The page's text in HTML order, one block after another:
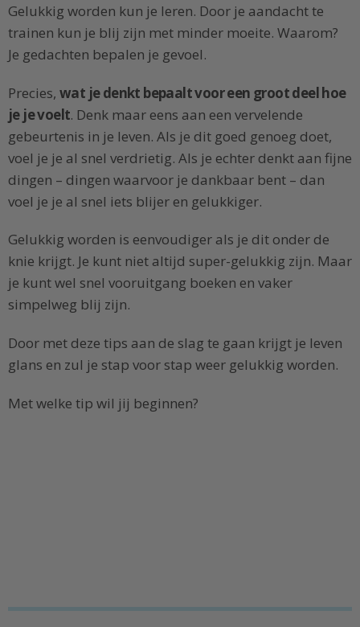
Gelukkig worden kun je leren. Door je aandacht te
trainen kun je blij zijn met minder moeite. Waarom?
Je gedachten bepalen je gevoel.
Precies, wat je denkt bepaalt voor een groot deel hoe
je je voelt. Denk maar eens aan een vervelende
gebeurtenis in je leven. Als je dit goed genoeg doet,
voel je je al snel verdrietig. Als je echter denkt aan fijne
dingen – dingen waarvoor je dankbaar bent – dan
voel je je al snel iets blijer en gelukkiger.
Gelukkig worden is eenvoudiger als je dit onder de
knie krijgt. Je kunt niet altijd super-gelukkig zijn. Maar
je kunt wel snel vooruitgang boeken en vaker
simpelweg blij zijn.
Door met deze tips aan de slag te gaan krijgt je leven
glans en zul je stap voor stap weer gelukkig worden.
Met welke tip wil jij beginnen?